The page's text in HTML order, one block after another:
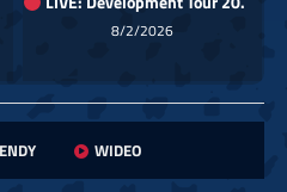
8/2/2026
WIDEO